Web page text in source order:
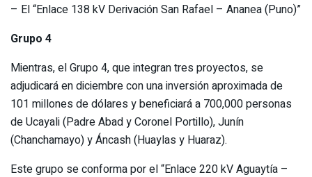
– El “Enlace 138 kV Derivación San Rafael – Ananea (Puno)”
Grupo 4
Mientras, el Grupo 4, que integran tres proyectos, se
adjudicará en diciembre con una inversión aproximada de
101 millones de dólares y beneficiará a 700,000 personas
de Ucayali (Padre Abad y Coronel Portillo), Junín
(Chanchamayo) y Áncash (Huaylas y Huaraz).
Este grupo se conforma por el “Enlace 220 kV Aguaytía –